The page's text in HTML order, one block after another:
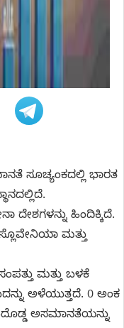
ಸೂಚ್ಯಂಕದಲ್ಲಿ ಭಾರತ
ಹಿಂದಿಕ್ಕಿದೆ.
ಮತ್ತು
ಮತ್ತು ಬಳಕೆ
ಅಳೆಯುತ್ತದೆ. 0 ಅಂಕ
ಅಸಮಾನತೆಯನ್ನು